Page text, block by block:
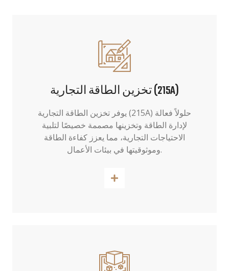
تخزين الطاقة التجارية (215A)
يوفر تخزين الطاقة التجارية (215A) حلولاً فعالة
لإدارة الطاقة وتخزينها مصممة خصيصًا لتلبية
الاحتياجات التجارية، مما يعزز كفاءة الطاقة
وموثوقيتها في بيئات الأعمال.